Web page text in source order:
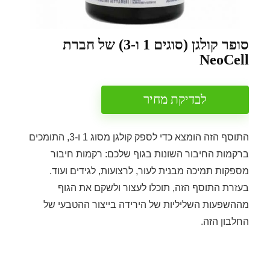
סופר קולגן (סוגים 1 ו-3) של חברת
NeoCell
לבדיקת מחיר
התוסף הזה הומצא כדי לספק קולגן מסוג 1 ו-3, התומכים
ברקמות החיבור השונות בגוף שלכם: רקמות חיבור
מספקות תמיכה מבנית לעור, לרצועות, לגידים ועוד.
בעזרת התוסף הזה, תוכלו לעצור ולשקם את הגוף
מההשפעות השליליות של הירידה בייצור ההטבעי של
החלבון הזה.